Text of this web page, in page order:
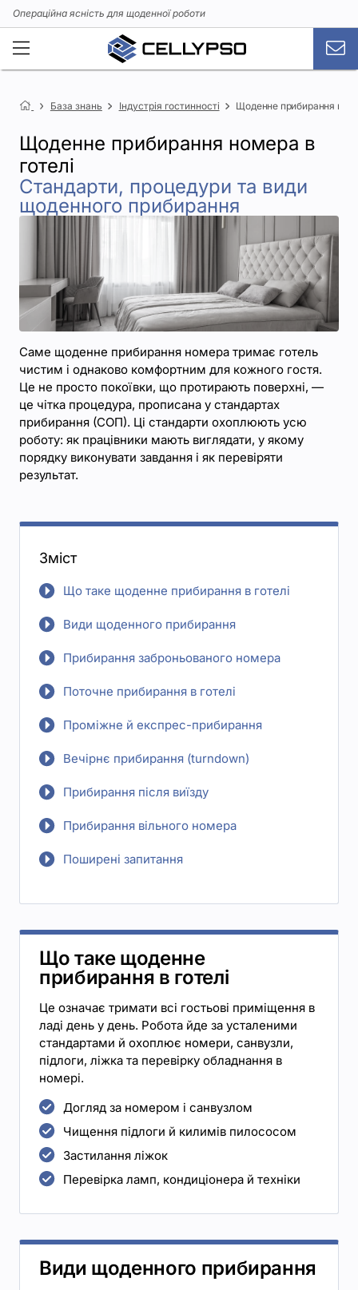
Операційна ясність для щоденної роботи
База знань Індустрія гостинності Щоденне прибирання
Щоденне прибирання номера в
готелі
Стандарти, процедури та види
щоденного прибирання
Саме щоденне прибирання номера тримає готель
чистим і однаково комфортним для кожного гостя.
Це не просто покоївки, що протирають поверхні, —
це чітка процедура, прописана у стандартах
прибирання (СОП). Ці стандарти охоплюють усю
роботу: як працівники мають виглядати, у якому
порядку виконувати завдання і як перевіряти
результат.
Зміст
Що таке щоденне прибирання в готелі
Види щоденного прибирання
Прибирання заброньованого номера
Поточне прибирання в готелі
Проміжне й експрес-прибирання
Вечірнє прибирання (turndown)
Прибирання після виїзду
Прибирання вільного номера
Поширені запитання
Що таке щоденне
прибирання в готелі
Це означає тримати всі гостьові приміщення в
ладі день у день. Робота йде за усталеними
стандартами й охоплює номери, санвузли,
підлоги, ліжка та перевірку обладнання в
номері.
Догляд за номером і санвузлом
Чищення підлоги й килимів пилососом
Застилання ліжок
Перевірка ламп, кондиціонера й техніки
Види щоденного прибирання